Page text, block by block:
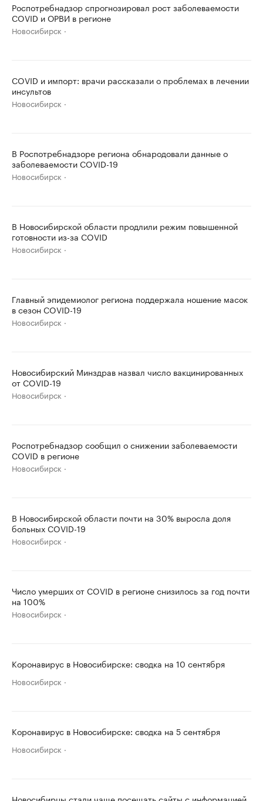
Роспотребнадзор спрогнозировал рост заболеваемости
COVID и ОРВИ в регионе
Новосибирск
COVID и импорт: врачи рассказали о проблемах в лечении
инсультов
Новосибирск
В Роспотребнадзоре региона обнародовали данные о
заболеваемости COVID-19
Новосибирск
В Новосибирской области продлили режим повышенной
готовности из-за COVID
Новосибирск
Главный эпидемиолог региона поддержала ношение масок
в сезон COVID-19
Новосибирск
Новосибирский Минздрав назвал число вакцинированных
от COVID-19
Новосибирск
Роспотребнадзор сообщил о снижении заболеваемости
COVID в регионе
Новосибирск
В Новосибирской области почти на 30% выросла доля
больных COVID-19
Новосибирск
Число умерших от COVID в регионе снизилось за год почти
на 100%
Новосибирск
Коронавирус в Новосибирске: сводка на 10 сентября
Новосибирск
Коронавирус в Новосибирске: сводка на 5 сентября
Новосибирск